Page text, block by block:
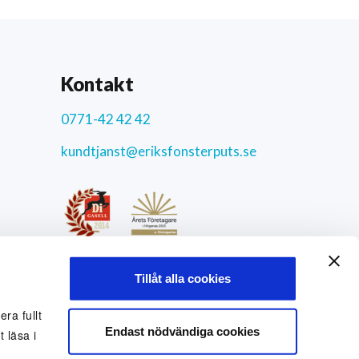
fullt
läsa i
Tillåt alla cookies
Endast nödvändiga cookies
Kontakt
0771-42 42 42
kundtjanst@eriksfonsterputs.se
Sociala medier